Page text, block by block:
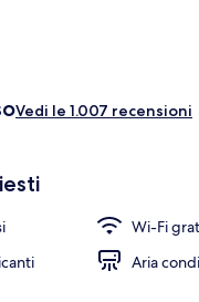
di Plaza Nueva si trova
de Indias a 9.
Vedi le 1.007 recensioni
Wi-Fi
Aria